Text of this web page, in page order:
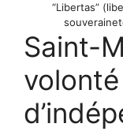
“Libertas”
Saint-
volonté